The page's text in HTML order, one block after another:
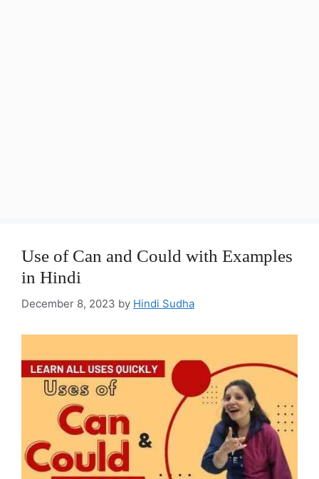
Use of Can and Could with Examples
in Hindi
December 8, 2023 by Hindi Sudha